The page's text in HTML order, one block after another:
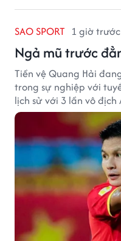
SAO SPORT 1 giờ trước
Ngả mũ trước
Tiền vệ Quang Hải
trong sự nghiệp với
lịch sử với 3 lần vô địch